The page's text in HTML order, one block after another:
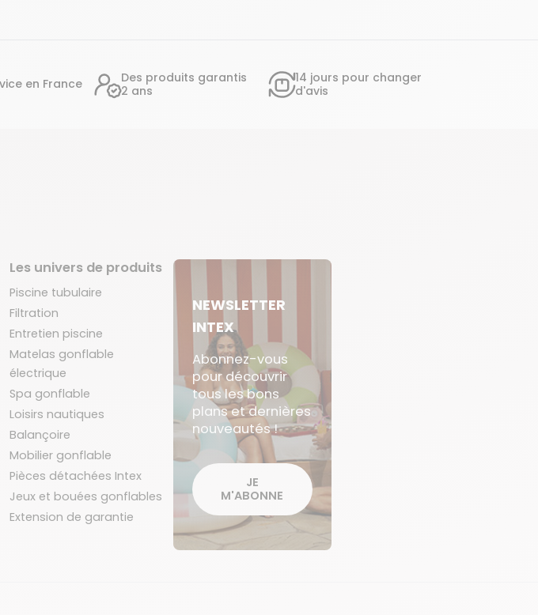
en France
Des produits garantis
2 ans
14 jours pour changer
d'avis
Les univers de produits
Piscine tubulaire
Filtration
Entretien piscine
Matelas gonflable
électrique
Spa gonflable
Loisirs nautiques
Balançoire
Mobilier gonflable
Pièces détachées Intex
Jeux et bouées gonflables
Extension de garantie
NEWSLETTER
INTEX
Abonnez-vous
pour découvrir
tous les bons
plans et dernières
nouveautés !
JE
M'ABONNE